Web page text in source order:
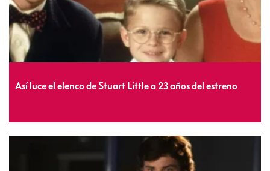
Así luce el elenco de Stuart Little a 23 años del estreno